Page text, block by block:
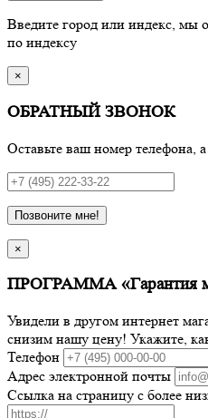
Введите город или индекс, мы
по индексу
×
ОБРАТНЫЙ ЗВОНОК
Оставьте ваш номер телефона,
Позвоните мне!
×
ПРОГРАММА «Гарантия
Увидели в другом интернет
снизим нашу цену! Укажите,
Телефон
Адрес электронной почты
Ссылка на страницу с более